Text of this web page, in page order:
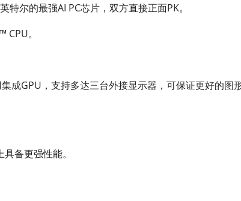
尔的最强AI PC芯片，双方直接正面PK。
。
成GPU，支持多达三台外接显示器，可保证更好的图
备更强性能。